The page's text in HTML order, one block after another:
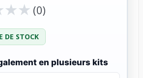
★
★★
★ (0)
DE STOCK
en plusieurs kits